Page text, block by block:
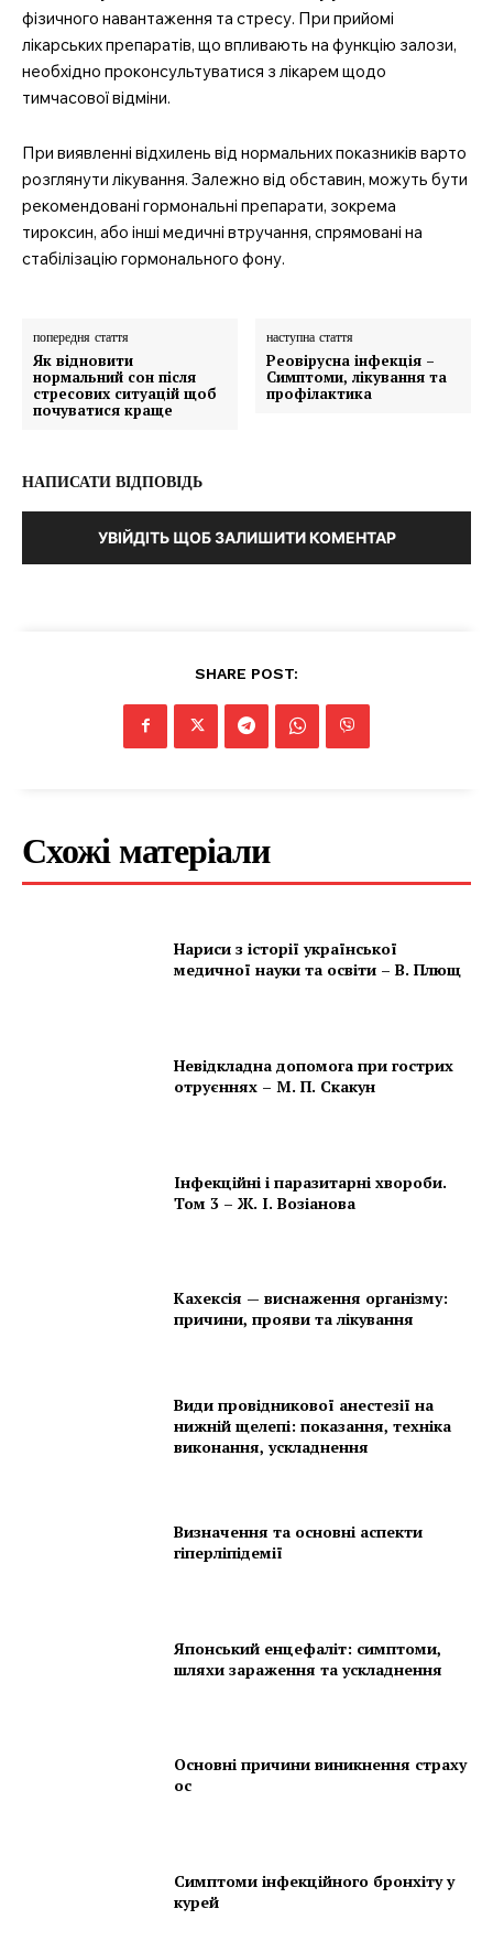
фізичного навантаження та стресу. При прийомі
лікарських препаратів, що впливають на функцію залози,
необхідно проконсультуватися з лікарем щодо
тимчасової відміни.
При виявленні відхилень від нормальних показників варто
розглянути лікування. Залежно від обставин, можуть бути
рекомендовані гормональні препарати, зокрема
тироксин, або інші медичні втручання, спрямовані на
стабілізацію гормонального фону.
попередня стаття
Як відновити
нормальний сон після
стресових ситуацій щоб
почуватися краще
наступна стаття
Реовірусна інфекція –
Симптоми, лікування та
профілактика
НАПИСАТИ ВІДПОВІДЬ
УВІЙДІТЬ ЩОБ ЗАЛИШИТИ КОМЕНТАР
SHARE POST:
Схожі матеріали
Нариси з історії української
медичної науки та освіти – В. Плющ
Невідкладна допомога при гострих
отруєннях – М. П. Скакун
Інфекційні і паразитарні хвороби.
Том 3 – Ж. І. Возіанова
Кахексія — виснаження організму:
причини, прояви та лікування
Види провідникової анестезії на
нижній щелепі: показання, техніка
виконання, ускладнення
Визначення та основні аспекти
гіперліпідемії
Японський енцефаліт: симптоми,
шляхи зараження та ускладнення
Основні причини виникнення страху
ос
Симптоми інфекційного бронхіту у
курей